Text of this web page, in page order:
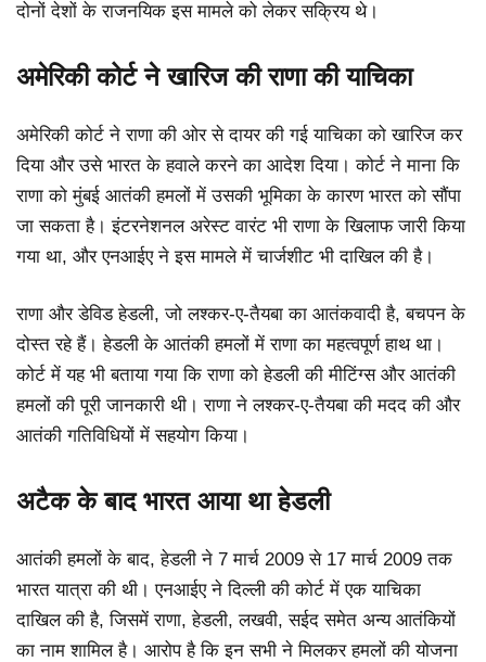
दोनों देशों के राजनयिक इस मामले को लेकर सक्रिय थे।
अमेरिकी कोर्ट ने खारिज की राणा की याचिका
अमेरिकी कोर्ट ने राणा की ओर से दायर की गई याचिका को खारिज कर
दिया और उसे भारत के हवाले करने का आदेश दिया। कोर्ट ने माना कि
राणा को मुंबई आतंकी हमलों में उसकी भूमिका के कारण भारत को सौंपा
जा सकता है। इंटरनेशनल अरेस्ट वारंट भी राणा के खिलाफ जारी किया
गया था, और एनआईए ने इस मामले में चार्जशीट भी दाखिल की है।
राणा और डेविड हेडली, जो लश्कर-ए-तैयबा का आतंकवादी है, बचपन के
दोस्त रहे हैं। हेडली के आतंकी हमलों में राणा का महत्वपूर्ण हाथ था।
कोर्ट में यह भी बताया गया कि राणा को हेडली की मीटिंग्स और आतंकी
हमलों की पूरी जानकारी थी। राणा ने लश्कर-ए-तैयबा की मदद की और
आतंकी गतिविधियों में सहयोग किया।
अटैक के बाद भारत आया था हेडली
आतंकी हमलों के बाद, हेडली ने 7 मार्च 2009 से 17 मार्च 2009 तक
भारत यात्रा की थी। एनआईए ने दिल्ली की कोर्ट में एक याचिका
दाखिल की है, जिसमें राणा, हेडली, लखवी, सईद समेत अन्य आतंकियों
का नाम शामिल है। आरोप है कि इन सभी ने मिलकर हमलों की योजना